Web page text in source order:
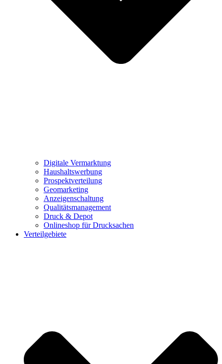
Digitale Vermarktung
Haushaltswerbung
Prospektverteilung
Geomarketing
Anzeigenschaltung
Qualitätsmanagement
Druck & Depot
Onlineshop für Drucksachen
Verteilgebiete